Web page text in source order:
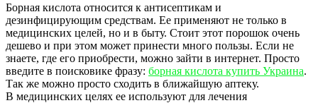
Борная кислота относится к антисептикам и
дезинфицирующим средствам. Ее применяют не только в
медицинских целей, но и в быту. Стоит этот порошок очень
дешево и при этом может принести много пользы. Если не
знаете, где его приобрести, можно зайти в интернет. Просто
введите в поисковике фразу: борная кислота купить Украина.
Так же можно просто сходить в ближайшую аптеку.
В медицинских целях ее используют для лечения